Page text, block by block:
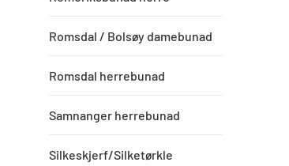
Romsdal / Bolsøy damebunad
Romsdal herrebunad
Samnanger herrebunad
Silkeskjerf/Silketørkle